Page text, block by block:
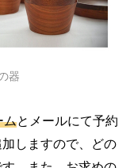
器
ムとメールにて予約
しますので、どの